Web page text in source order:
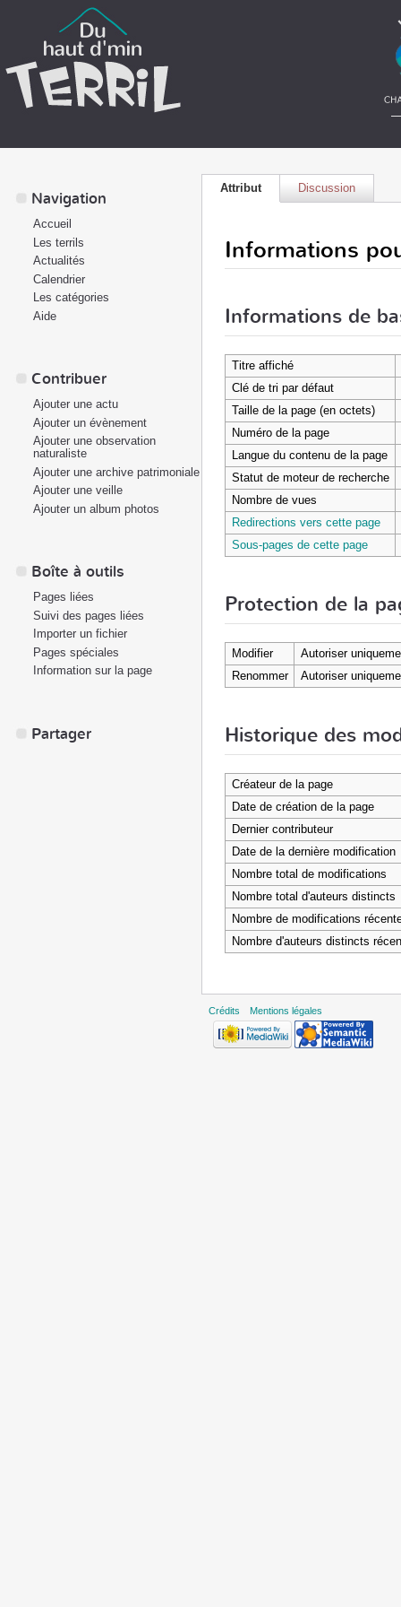
Attribut Discussion
Informations
Informations de
Titre affiché
Clé de tri par défaut
Taille de la page (en octets)
Numéro de la page
Langue du contenu de la page
Statut de moteur de recherche
Nombre de vues
Redirections vers cette page
Sous-pages de cette page
Protection de la
Modifier
Autoriser
Renommer
Autoriser
Historique des
Créateur de la page
Date de création de la page
Dernier contributeur
Date de la dernière modification
Nombre total de modifications
Nombre total d'auteurs distincts
Nombre de modifications
Nombre d'auteurs distincts
Navigation
Accueil
Les terrils
Actualités
Calendrier
Les catégories
Aide
Contribuer
Ajouter une actu
Ajouter un évènement
Ajouter une observation
naturaliste
Ajouter une archive patrimoniale
Ajouter une veille
Ajouter un album photos
Boîte à outils
Pages liées
Suivi des pages liées
Importer un fichier
Pages spéciales
Information sur la page
Partager
Crédits Mentions légales